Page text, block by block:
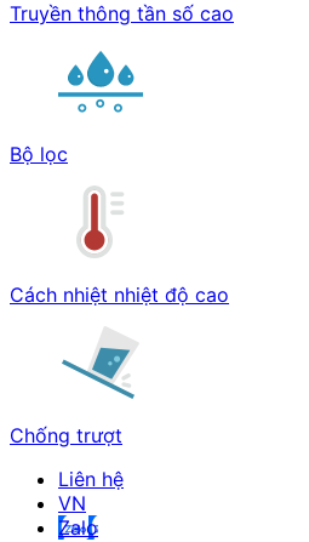
Truyền thông tần số cao
Bộ lọc
Cách nhiệt nhiệt độ cao
Chống trượt
Liên hệ
Zalo